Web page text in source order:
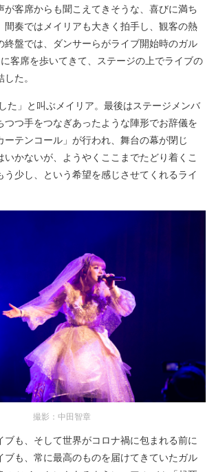
が客席からも聞こえてきそうな、喜びに満ち
間奏ではメイリアも大きく拍手し、観客の熱
終盤では、ダンサーらがライブ開始時のガル
客席を歩いてきて、ステージの上でライブの
た。
た」と叫ぶメイリア。最後はステージメンバ
つつ手をつなぎあったような陣形でお辞儀を
ーテンコール」が行われ、舞台の幕が閉じ
いかないが、ようやくここまでたどり着くこ
う少し、という希望を感じさせてくれるライ
撮影：中田智章
ブも、そして世界がコロナ禍に包まれる前に
ブも、常に最高のものを届けてきていたガル